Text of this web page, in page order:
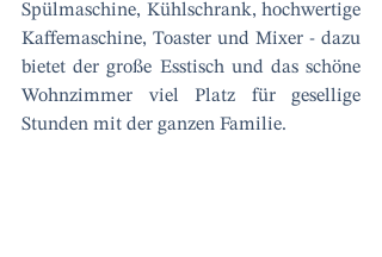
Spülmaschine, Kühlschrank, hochwertige
Kaffemaschine, Toaster und Mixer - dazu
bietet der große Esstisch und das schöne
Wohnzimmer viel Platz für gesellige
Stunden mit der ganzen Familie.